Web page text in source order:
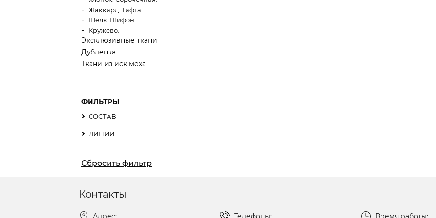
Жаккард. Тафта.
Шелк. Шифон.
Кружево.
Эксклюзивные ткани
Дубленка
Ткани из иск меха
ФИЛЬТРЫ
СОСТАВ
ЛИНИИ
Сбросить фильтр
Контакты
Адрес: Телефоны: Время работы: